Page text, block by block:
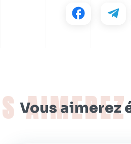
Vous aimerez